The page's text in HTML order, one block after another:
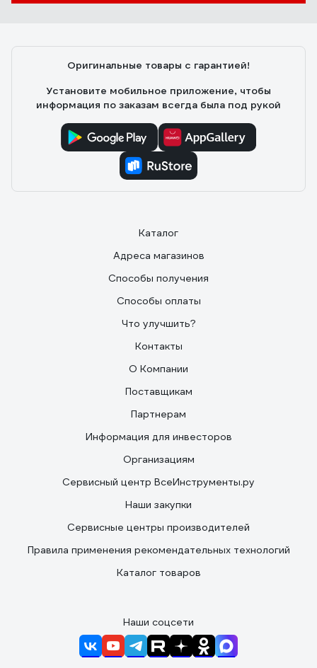
Оригинальные товары с гарантией!
Установите мобильное приложение, чтобы
информация по заказам всегда была под рукой
Каталог
Адреса магазинов
Способы получения
Способы оплаты
Что улучшить?
Контакты
О Компании
Поставщикам
Партнерам
Информация для инвесторов
Организациям
Сервисный центр ВсеИнструменты.ру
Наши закупки
Сервисные центры производителей
Правила применения рекомендательных технологий
Каталог товаров
Наши соцсети